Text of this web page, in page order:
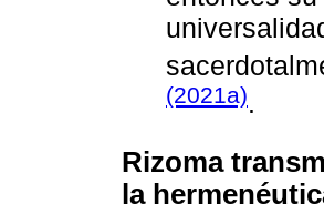
(2021a).
Rizoma
la